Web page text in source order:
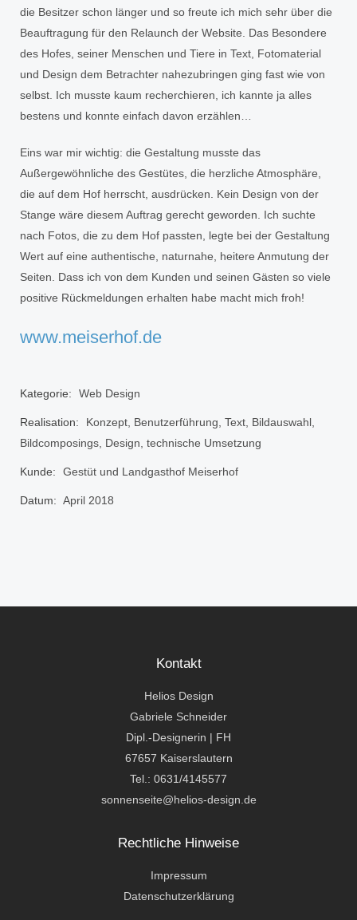
die Besitzer schon länger und so freute ich mich sehr über die
Beauftragung für den Relaunch der Website. Das Besondere
des Hofes, seiner Menschen und Tiere in Text, Fotomaterial
und Design dem Betrachter nahezubringen ging fast wie von
selbst. Ich musste kaum recherchieren, ich kannte ja alles
bestens und konnte einfach davon erzählen…
Eins war mir wichtig: die Gestaltung musste das
Außergewöhnliche des Gestütes, die herzliche Atmosphäre,
die auf dem Hof herrscht, ausdrücken. Kein Design von der
Stange wäre diesem Auftrag gerecht geworden. Ich suchte
nach Fotos, die zu dem Hof passten, legte bei der Gestaltung
Wert auf eine authentische, naturnahe, heitere Anmutung der
Seiten. Dass ich von dem Kunden und seinen Gästen so viele
positive Rückmeldungen erhalten habe macht mich froh!
www.meiserhof.de
Kategorie: Web Design
Realisation:
Konzept, Benutzerführung, Text, Bildauswahl,
Bildcomposings, Design, technische Umsetzung
Kunde: Gestüt und Landgasthof Meiserhof
Datum: April 2018
Kontakt
Helios Design
Gabriele Schneider
Dipl.-Designerin | FH
67657 Kaiserslautern
Tel.: 0631/4145577
sonnenseite@helios-design.de
Rechtliche Hinweise
Impressum
Datenschutzerklärung